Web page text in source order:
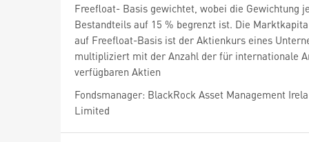
Freefloat- Basis gewichtet, wobei die Gewichtung
Bestandteils auf 15 % begrenzt ist. Die
auf Freefloat-Basis ist der Aktienkurs eines
multipliziert mit der Anzahl der für internationale
verfügbaren Aktien
Fondsmanager: BlackRock Asset Management
Limited